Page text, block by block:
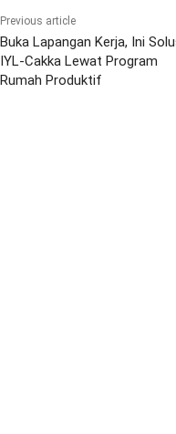
Previous article
Buka Lapangan Kerja, Ini
IYL-Cakka Lewat Program
Rumah Produktif